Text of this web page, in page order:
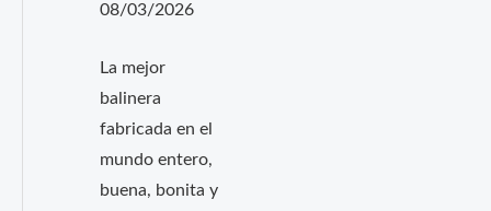
08/03/2026
La mejor
balinera
fabricada en el
mundo entero,
buena, bonita y